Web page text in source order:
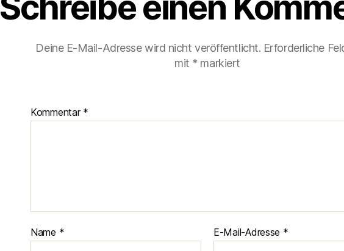
Deine E-Mail-Adresse wird nicht veröffentlicht. Erforderliche
mit * markiert
Kommentar *
Name * E-Mail-Adresse *